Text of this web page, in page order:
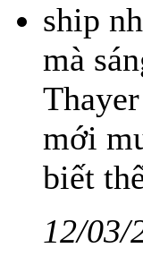
ship
mà
mới
biết
12/03/